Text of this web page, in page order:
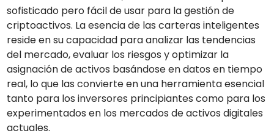
sofisticado pero fácil de usar para la gestión de
criptoactivos. La esencia de las carteras inteligentes
reside en su capacidad para analizar las tendencias
del mercado, evaluar los riesgos y optimizar la
asignación de activos basándose en datos en tiempo
real, lo que las convierte en una herramienta esencial
tanto para los inversores principiantes como para los
experimentados en los mercados de activos digitales
actuales.